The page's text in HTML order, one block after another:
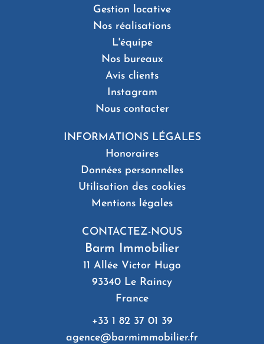
Gestion locative
Nos réalisations
L'équipe
Nos bureaux
Avis clients
Instagram
Nous contacter
INFORMATIONS LÉGALES
Honoraires
Données personnelles
Utilisation des cookies
Mentions légales
CONTACTEZ-NOUS
Barm Immobilier
11 Allée Victor Hugo
93340 Le Raincy
France
+33 1 82 37 01 39
agence@barmimmobilier.fr